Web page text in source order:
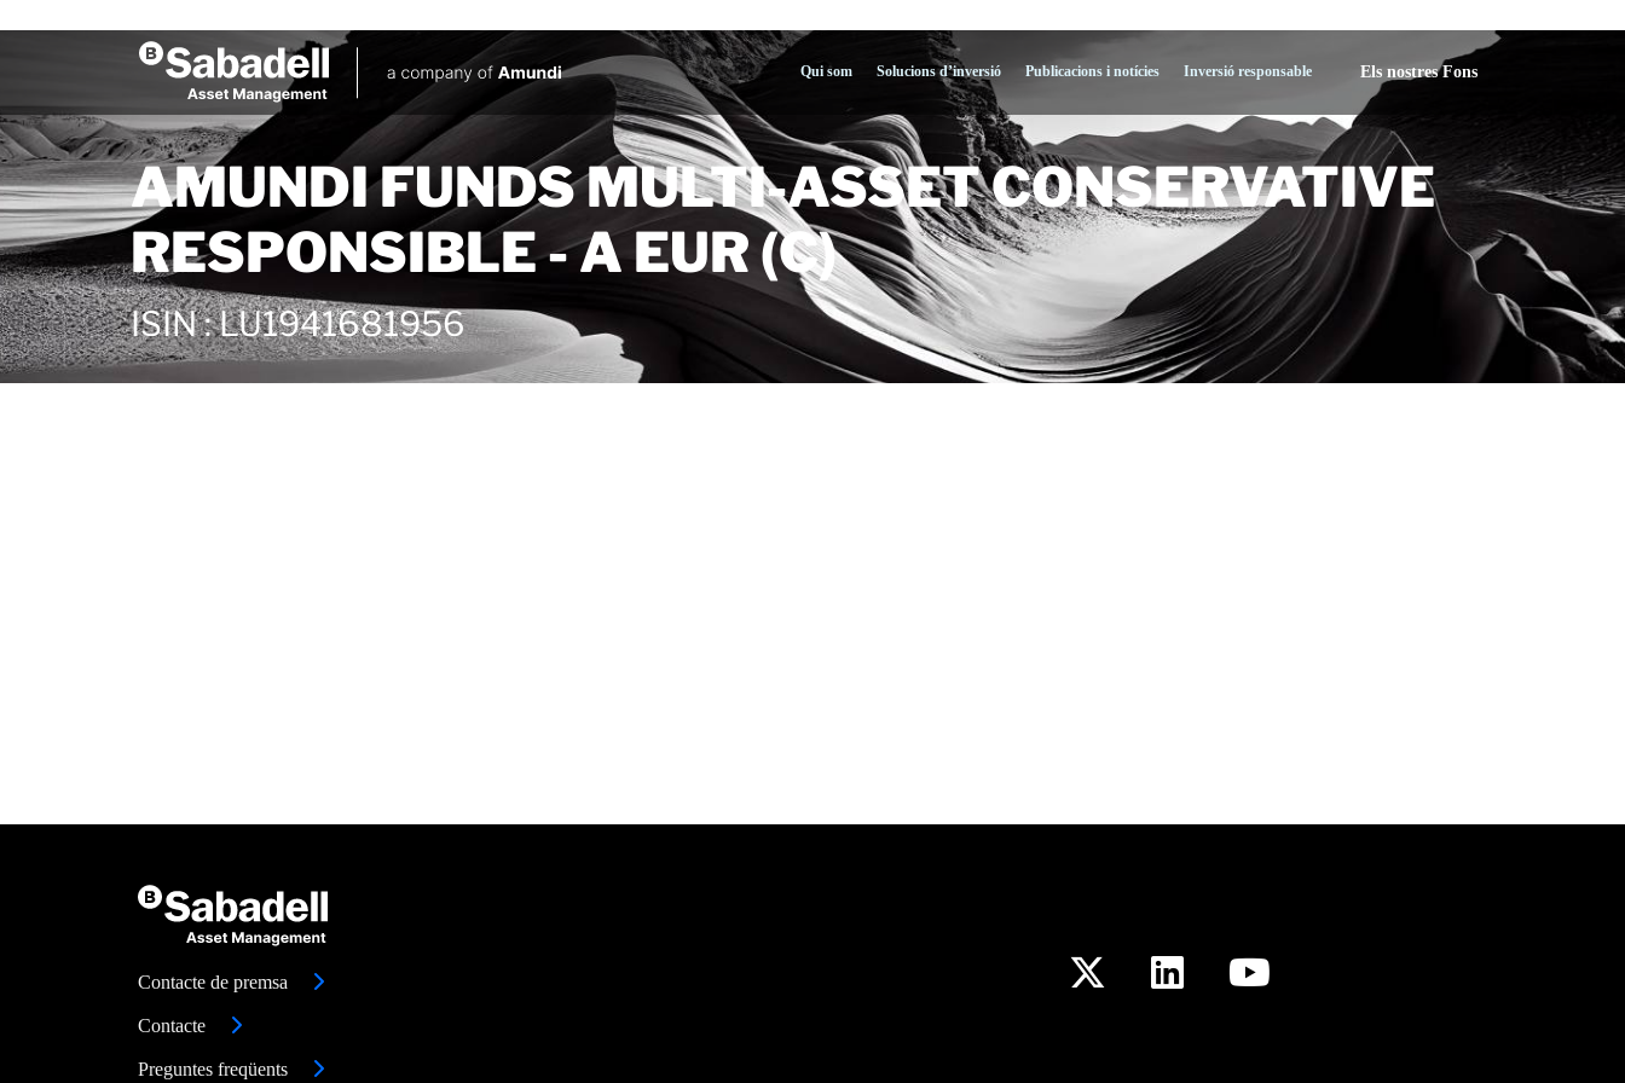
Qui som Solucions d’inversió Publicacions i notícies Inversió responsable Els nostres Fons
AMUNDI FUNDS MULTI-ASSET CONSERVATIVE
RESPONSIBLE - A EUR (C)
ISIN:LU1941681956
Contacte de premsa
Contacte
Preguntes freqüents